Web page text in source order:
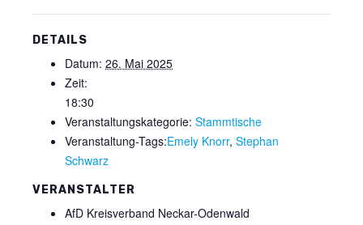
DETAILS
Datum: 26. Mai 2025
Zeit:
18:30
Veranstaltungskategorie: Stammtische
Veranstaltung-Tags:Emely Knorr, Stephan
Schwarz
VERANSTALTER
AfD Kreisverband Neckar-Odenwald